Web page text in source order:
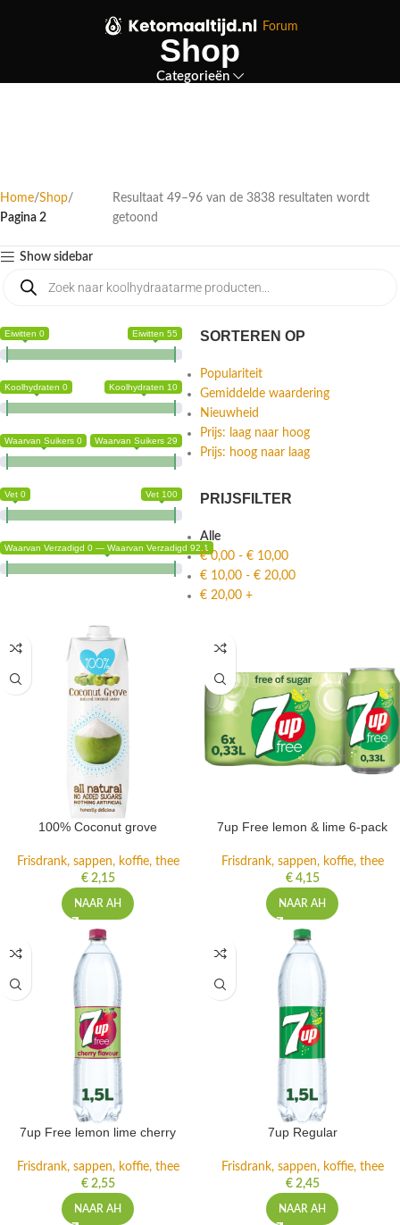
Forum
Shop
Categorieën
Home Shop
Pagina 2
Resultaat 49–96 van de 3838 resultaten wordt
getoond
Show sidebar
Eiwitten 0 Eiwitten 55
Koolhydraten 0 Koolhydraten 10
Waarvan Suikers 0 Waarvan Suikers 29
Vet 0 Vet 100
Waarvan Verzadigd 0 — Waarvan Verzadigd 92.1
SORTEREN OP
Populariteit
Gemiddelde waardering
Nieuwheid
Prijs: laag naar hoog
Prijs: hoog naar laag
PRIJSFILTER
Alle
€0,00 - € 10,00
€ 10,00 - € 20,00
€ 20,00 +
100% Coconut grove
Frisdrank, sappen, koffie, thee
€2,15
NAAR AH
7up Free lemon & lime 6-pack
Frisdrank, sappen, koffie, thee
€4,15
NAAR AH
7up Free lemon lime cherry
Frisdrank, sappen, koffie, thee
€2,55
NAAR AH
7up Regular
Frisdrank, sappen, koffie, thee
€2,45
NAAR AH